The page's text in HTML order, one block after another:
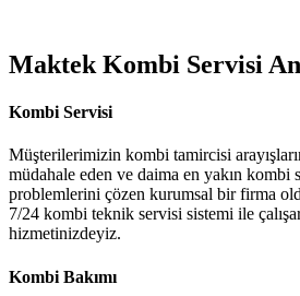
Maktek Kombi Servisi
Kombi Servisi
Müşterilerimizin kombi tamircisi
müdahale eden ve daima en yakın kombi
problemlerini çözen kurumsal bir firma
7/24 kombi teknik servisi sistemi ile
hizmetinizdeyiz.
Kombi Bakımı